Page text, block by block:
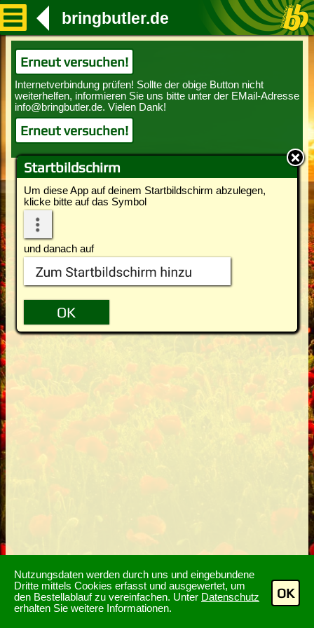
Nutzungsdaten werden durch uns und eingebundene
Dritte mittels Cookies erfasst und ausgewertet, um
den Bestellablauf zu vereinfachen. Unter Datenschutz
erhalten Sie weitere Informationen.
OK
Startbildschirm
Um diese App auf deinem Startbildschirm abzulegen,
klicke bitte auf das Symbol
und danach auf
bringbutler.de
Erneut versuchen!
Erneut versuchen!